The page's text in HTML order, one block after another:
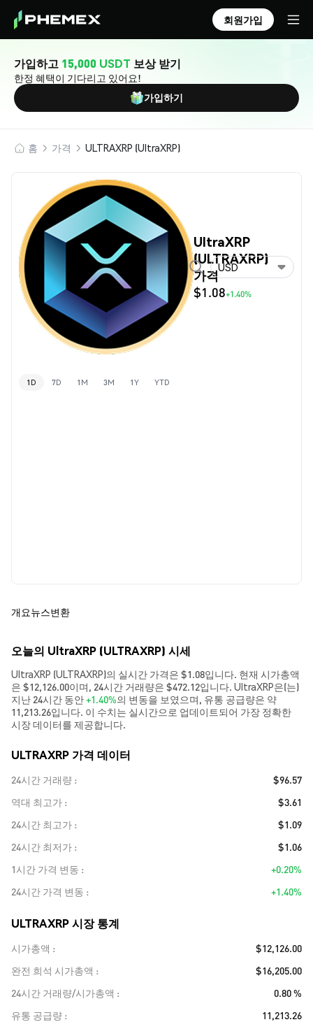
회원가입
가입하고 15,000 USDT 보상 받기
한정 혜택이 기다리고 있어요!
가입하기
홈 가격 ULTRAXRP (UltraXRP)
UltraXRP
(ULTRAXRP)
가격
$1.08+1.40%
USD
1D 7D 1M 3M 1Y YTD
개요뉴스변환
오늘의 UltraXRP (ULTRAXRP) 시세
UltraXRP (ULTRAXRP)의 실시간 가격은 $1.08입니다. 현재 시가총액
은 $12,126.00이며, 24시간 거래량은 $472.12입니다. UltraXRP은(는)
지난 24시간 동안+1.40%의 변동을 보였으며, 유통 공급량은 약
11,213.26입니다. 이 수치는 실시간으로 업데이트되어 가장 정확한
시장 데이터를 제공합니다.
ULTRAXRP 가격 데이터
24시간 거래량
$96.57
역대 최고가
$3.61
24시간 최고가
$1.09
24시간 최저가
$1.06
1시간 가격 변동
+0.20%
24시간 가격 변동
+1.40%
ULTRAXRP 시장 통계
시가총액
$12,126.00
완전 희석 시가총액
$16,205.00
24시간 거래량/시가총액
0.80 %
유통 공급량
11,213.26